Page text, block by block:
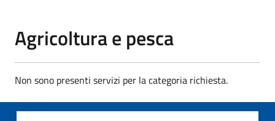
Agricoltura e pesca
Non sono presenti servizi per la categoria richiesta.